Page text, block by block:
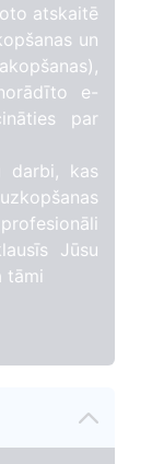
atskaitē
un
e-
par
darbi, kas
Jūsu
tāmi